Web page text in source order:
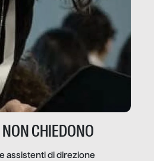
CHIEDONO
assistenti di direzione